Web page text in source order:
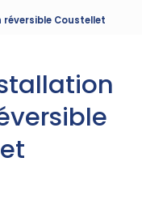
Coustellet